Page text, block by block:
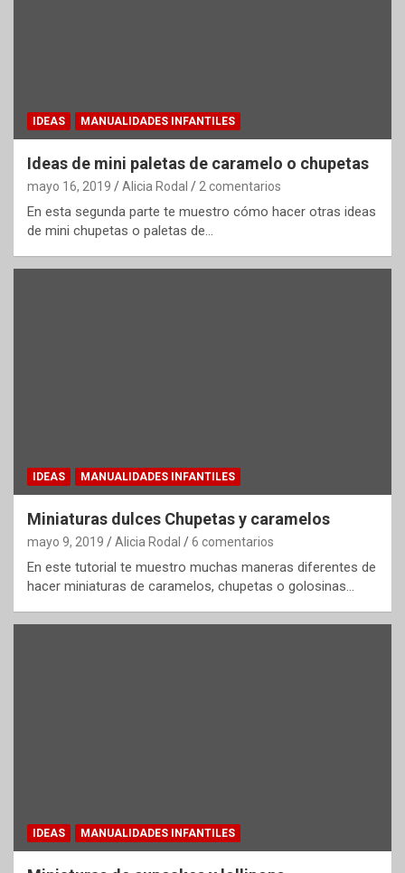
IDEAS MANUALIDADES INFANTILES
Ideas de mini paletas de caramelo o chupetas
mayo 16, 2019 Alicia Rodal 2 comentarios
En esta segunda parte te muestro cómo hacer otras ideas
de mini chupetas o paletas de…
IDEAS MANUALIDADES INFANTILES
Miniaturas dulces Chupetas y caramelos
mayo 9, 2019 Alicia Rodal 6 comentarios
En este tutorial te muestro muchas maneras diferentes de
hacer miniaturas de caramelos, chupetas o golosinas…
IDEAS MANUALIDADES INFANTILES